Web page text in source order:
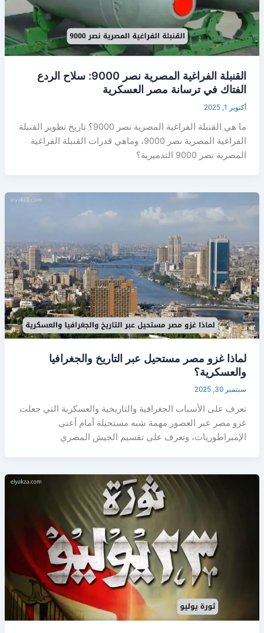
القنبلة الفراغية المصرية نصر 9000: سلاح الردع
الفتاك في ترسانة مصر العسكرية
أكتوبر 1, 2025
ما هي القنبلة الفراغية المصرية نصر 9000؟ تاريخ تطوير القنبلة
الفراغية المصرية نصر 9000، وماهي قدرات القنبلة الفراغية
المصرية نصر 9000 التدميرية؟
لماذا غزو مصر مستحيل عبر التاريخ والجغرافيا
والعسكرية؟
سبتمبر 30, 2025
تعرف على الأسباب الجغرافية والتاريخية والعسكرية التي جعلت
غزو مصر عبر العصور مهمة شبه مستحيلة أمام أعتى
الإمبراطوريات، وتعرف على تقسيم الجيش المصري